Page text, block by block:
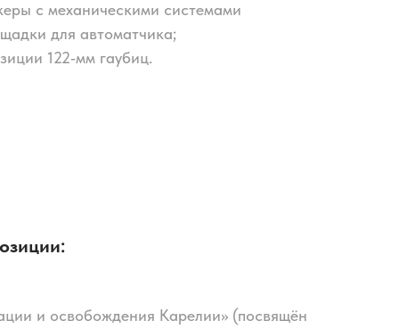
с механическими системами
для автоматчика;
122‑мм гаубиц.
и освобождения Карелии» (посвящён